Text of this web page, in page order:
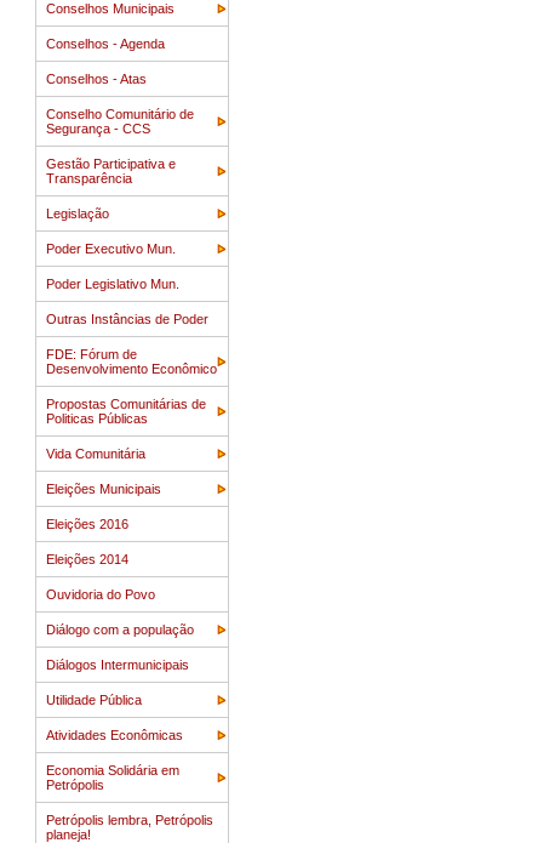
Conselhos Municipais
Conselhos - Agenda
Conselhos - Atas
Conselho Comunitário de
Segurança - CCS
Gestão Participativa e
Transparência
Legislação
Poder Executivo Mun.
Poder Legislativo Mun.
Outras Instâncias de Poder
FDE: Fórum de
Desenvolvimento Econômico
Propostas Comunitárias de
Politicas Públicas
Vida Comunitária
Eleições Municipais
Eleições 2016
Eleições 2014
Ouvidoria do Povo
Diálogo com a população
Diálogos Intermunicipais
Utilidade Pública
Atividades Econômicas
Economia Solidária em
Petrópolis
Petrópolis lembra, Petrópolis
planeja!